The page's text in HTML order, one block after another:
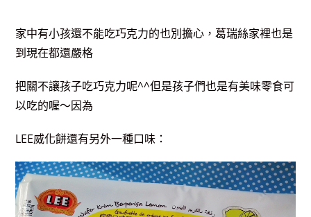
家中有小孩還不能吃巧克力的也別擔心，葛瑞絲家裡也是
到現在都還嚴格
把關不讓孩子吃巧克力呢^^但是孩子們也是有美味零食可
以吃的喔～因為
LEE威化餅還有另外一種口味：